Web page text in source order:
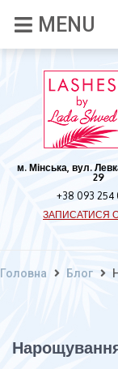
м. Мінська, вул.
29
+38 093 254
ЗАПИСАТИСЯ
Головна Блог